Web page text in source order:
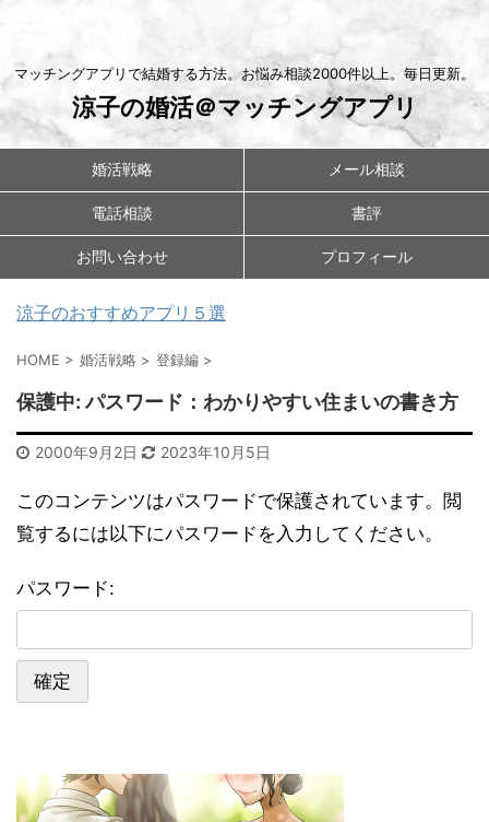
マッチングアプリで結婚する方法。お悩み相談2000件以上。毎日更新。
涼子の婚活＠マッチングアプリ
婚活戦略 メール相談
電話相談 書評
お問い合わせ プロフィール
涼子のおすすめアプリ５選
HOME > 婚活戦略 > 登録編 >
保護中: パスワード：わかりやすい住まいの書き方
2000年9月2日 2023年10月5日
このコンテンツはパスワードで保護されています。閲
覧するには以下にパスワードを入力してください。
パスワード: